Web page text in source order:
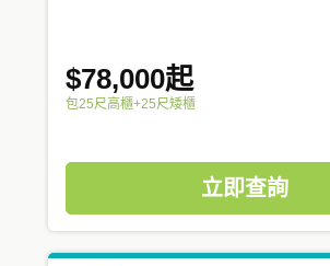
$78,000起
包25尺高櫃+25尺矮櫃
立即查詢